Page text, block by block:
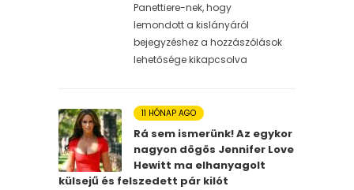
Panettiere-nek, hogy
lemondott a kislányáról
bejegyzéshez a hozzászólások
lehetősége kikapcsolva
11 HÓNAP AGO
Rá sem ismerünk! Az egykor
nagyon dögös Jennifer Love
Hewitt ma elhanyagolt
külsejű és felszedett pár kilót